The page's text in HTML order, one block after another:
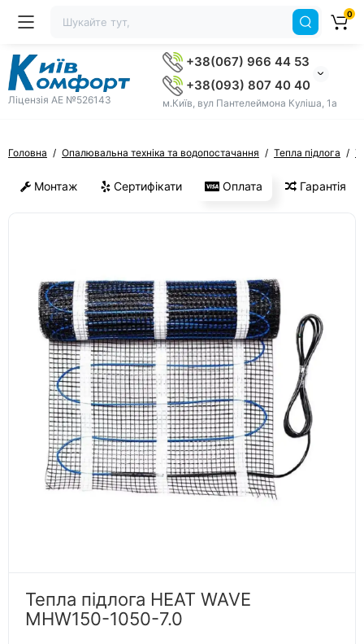
Ліцензія AE №526143
+38(067) 966 44 53
+38(093) 807 40 40
м.Київ, вул Пантелеймона Куліша, 1а
0
Головна Опалювальна техніка та водопостачання Тепла підлога
Монтаж Сертифікати Оплата Гарантія
Тепла підлога HEAT WAVE
MНW150-1050-7.0